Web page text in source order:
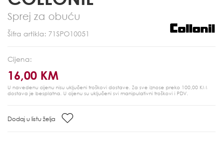
Sprej za obuću
Šifra artikla: 71SPO10051
Cijena:
16,00 KM
U navedenu cijenu nisu uključeni troškovi dostave. Za sve iznose preko 100,00 KM
dostava je besplatna. U cijenu su uključeni svi manipulativni troškovi i PDV.
Dodaj u listu želja